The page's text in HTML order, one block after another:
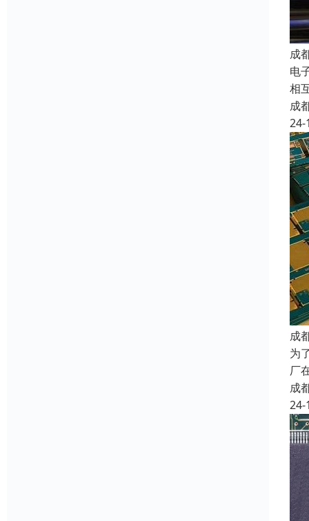
成
电
相
成
24-
成
为
厂
成
24-